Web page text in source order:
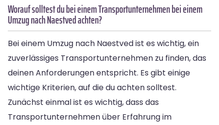
Worauf solltest du bei einem Transportunternehmen bei einem
Umzug nach Naestved achten?
Bei einem Umzug nach Naestved ist es wichtig, ein
zuverlässiges Transportunternehmen zu finden, das
deinen Anforderungen entspricht. Es gibt einige
wichtige Kriterien, auf die du achten solltest.
Zunächst einmal ist es wichtig, dass das
Transportunternehmen über Erfahrung im